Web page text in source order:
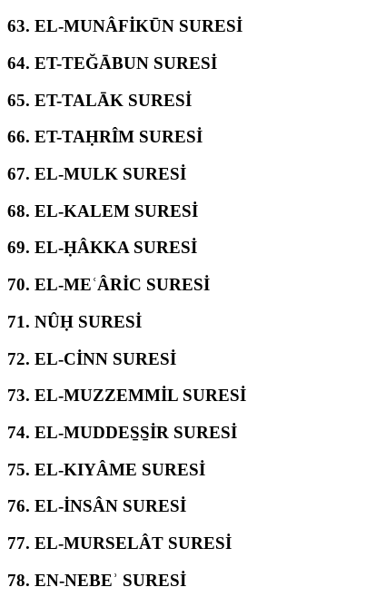
63. EL-MUNÂFİKŪN SURESİ
64. ET-TEĞĀBUN SURESİ
65. ET-TALĀK SURESİ
66. ET-TAḤRÎM SURESİ
67. EL-MULK SURESİ
68. EL-KALEM SURESİ
69. EL-ḤÂKKA SURESİ
70. EL-MEʿÂRİC SURESİ
71. NÛḤ SURESİ
72. EL-CİNN SURESİ
73. EL-MUZZEMMİL SURESİ
74. EL-MUDDES̱S̱İR SURESİ
75. EL-KIYÂME SURESİ
76. EL-İNSÂN SURESİ
77. EL-MURSELÂT SURESİ
78. EN-NEBEʾ SURESİ